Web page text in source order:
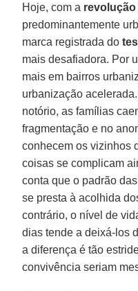
Hoje, com a
predominantemente
marca registrada do
mais desafiadora. Por
mais em bairros
urbanização
notório, as famílias
fragmentação e no
conhecem os vizinhos
coisas se complicam
conta que o padrão
se presta à acolhida
contrário, o nível de
dias tende a deixá-los
a diferença é tão
convivência seriam